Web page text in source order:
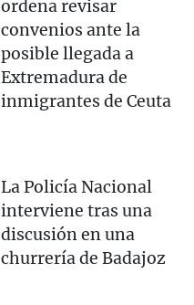
ordena revisar
convenios ante la
posible llegada a
Extremadura de
inmigrantes de Ceuta
La Policía Nacional
interviene tras una
discusión en una
churrería de Badajoz